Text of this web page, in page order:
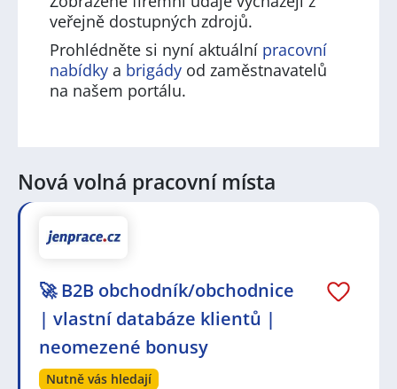
veřejně dostupných zdrojů.
Prohlédněte si nyní aktuální pracovní
nabídky a brigády od zaměstnavatelů
na našem portálu.
Nová volná pracovní místa
🚀 B2B obchodník/obchodnice
| vlastní databáze klientů |
neomezené bonusy
Nutně vás hledají